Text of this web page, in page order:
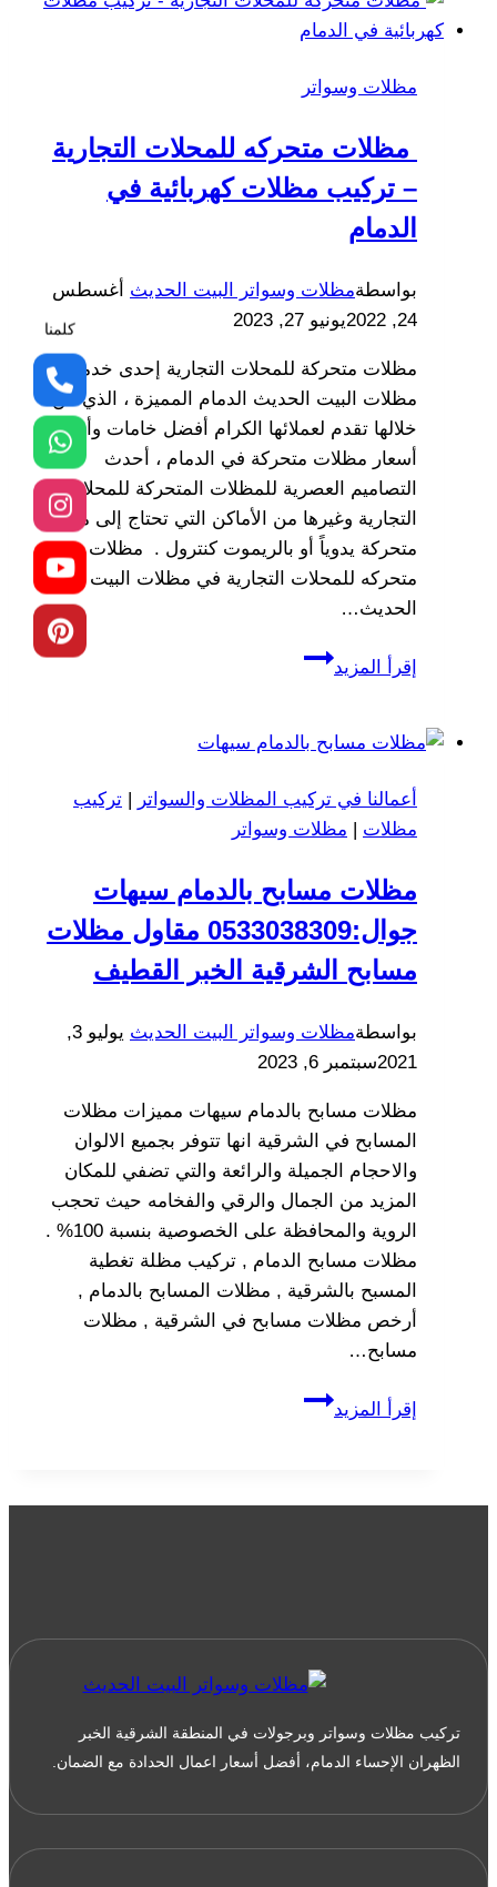
ت:0533038309
انواع
الخبر
اسعار
السواتر
سواتر
الخبر
–
مظلات
وسواتر
الدمام
مظلات وسواتر
مظلات متحركه للمحلات التجارية
– تركيب مظلات كهربائية في
الدمام
بواسطةمظلات وسواتر البيت الحديث أغسطس
24, 2022
يونيو 27, 2023
مظلات متحركة للمحلات التجارية إحدى خدمات
مظلات البيت الحديث الدمام المميزة ، الذي من
خلالها تقدم لعملائها الكرام أفضل خامات وأرخص
أسعار مظلات متحركة في الدمام ، أحدث
التصاميم العصرية للمظلات المتحركة للمحلات
التجارية وغيرها من الأماكن التي تحتاج إلى مظلات
متحركة يدوياً أو بالريموت كنترول . مظلات
متحركه للمحلات التجارية في مظلات البيت
الحديث…
إقرأ المزيد
مظلات
التجارية
تركيب
مظلات
في
الدمام
أعمالنا في تركيب المظلات والسواتر
تركيب
مظلات
مظلات وسواتر
مظلات مسابح بالدمام سيهات
جوال:0533038309 مقاول مظلات
مسابح الشرقية الخبر القطيف
بواسطةمظلات وسواتر البيت الحديث
يوليو 3,
2021سبتمبر 6, 2023
مظلات مسابح بالدمام سيهات مميزات مظلات
المسابح في الشرقية انها تتوفر بجميع الالوان
والاحجام الجميلة والرائعة والتي تضفي للمكان
المزيد من الجمال والرقي والفخامه حيث تحجب
الروية والمحافظة على الخصوصية بنسبة 100% .
مظلات مسابح الدمام , تركيب مظلة تغطية
المسبح بالشرقية , مظلات المسابح بالدمام ,
أرخص مظلات مسابح في الشرقية , مظلات
مسابح…
إقرأ المزيد
مظلات
الشرقية
الخبر
القطيف
تركيب مظلات وسواتر وبرجولات في المنطقة الشرقية الخبر
الظهران الإحساء الدمام، أفضل أسعار اعمال الحدادة مع الضمان.
كلمنا